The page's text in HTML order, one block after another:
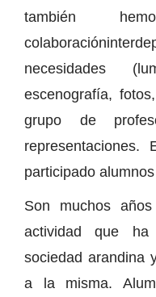
también
necesidades
escenografía,
grupo de
participado
Son muchos
actividad que
sociedad arandina
a la misma.